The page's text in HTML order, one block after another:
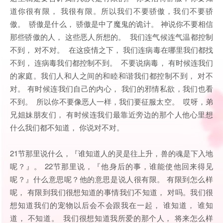
道你很有限， 我很有限。所以我们不要骄傲，我们不要骄
傲。 骄傲是什么， 骄傲是中了魔鬼的诡计。 神说你不要相信
那些骄傲的人， 这些恶人所想的。 我们连气候连气温都控制
不到， 对不对。 在这疫情之下， 我们连病毒在哪里我们都找
不到， 连病毒我们都控制不到。 不要说病毒， 有时候连我们
的家庭。我们人和人之间的和睦和谐我们都控制不到， 对不
对。 有时候连我们自己的内心， 我们的邪情私欲，我们也看
不到。 所以你不要像恶人一样，我们要征服太空。 哎呀，弟
兄姐妹朋友们， 有时候连我们最靠近旁边的那个人他心里想
什么我们都不知道， 你说对不对。
21节那里说什么，『谁知道人的灵是往上升，兽的魂是下入地
呢？』。 22节那里说，『他身后的事，谁能使他回来得见
呢？』什么意思呢？他的意思是说人很有限。 有限到怎么样
呢， 有限到我们很想知道的事情我们不知道， 对吗。我们很
想知道我们的宠物以后会不会跟我在一起， 谁知道， 谁知
道， 不知道。 我们很想知道我所爱的那个人， 将来怎么样